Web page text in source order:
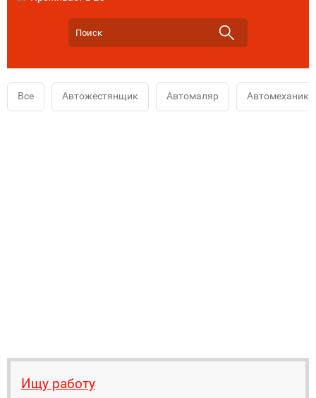
Все Автожестянщик Автомаляр Автомеханик
Ищу работу